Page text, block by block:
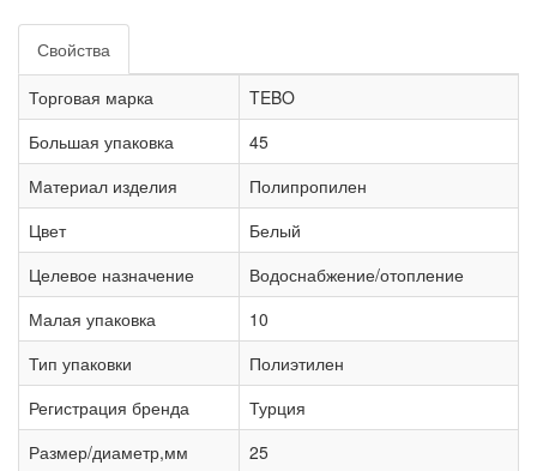
Свойства
Торговая марка
TEBO
Большая упаковка
45
Материал изделия
Полипропилен
Цвет
Белый
Целевое назначение
Водоснабжение/отопление
Малая упаковка
10
Тип упаковки
Полиэтилен
Регистрация бренда
Турция
Размер/диаметр,мм
25